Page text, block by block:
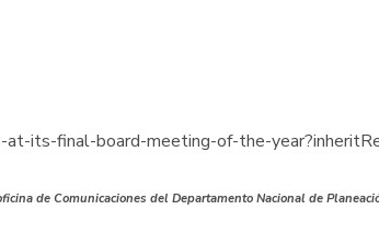
its-final-board-meeting-of-the-
de Comunicaciones del Departamento Nacional de